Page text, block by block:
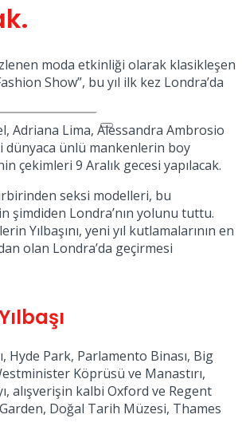
moda etkinliği olarak klasikleşen
Show”, bu yıl ilk kez Londra’da
Adriana Lima, Alessandra Ambrosio
dünyaca ünlü mankenlerin boy
çekimleri 9 Aralık gecesi yapılacak.
seksi modelleri, bu
şimdiden Londra’nın yolunu tuttu.
Yılbaşını, yeni yıl kutlamalarının en
olan Londra’da geçirmesi
Hyde Park, Parlamento Binası, Big
Köprüsü ve Manastırı,
alışverişin kalbi Oxford ve Regent
Doğal Tarih Müzesi, Thames